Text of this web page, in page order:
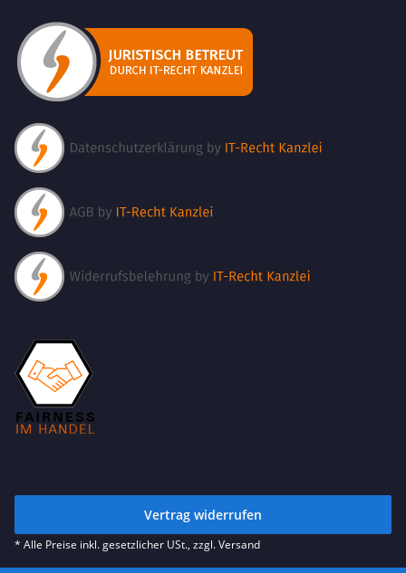
Vertrag widerrufen
* Alle Preise inkl. gesetzlicher USt., zzgl.Versand